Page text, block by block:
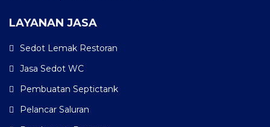
LAYANAN JASA
Sedot Lemak Restoran
Jasa Sedot WC
Pembuatan Septictank
Pelancar Saluran